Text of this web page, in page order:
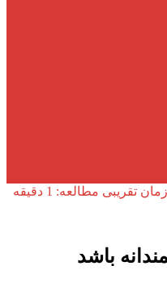
زمان تقریبی مطالعه: 1 دقیقه
باشد